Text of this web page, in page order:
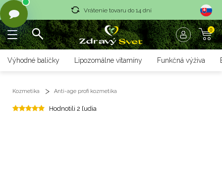
Vrátenie tovaru do 14 dní
Rýchle dodanie <36 hod
Rýchle dodanie <36 hod
0
Výhodné balíčky Lipozomálne vitamíny Funkčná výživa
Kozmetika Anti-age profi kozmetika
Hodnotili 2 ľudia